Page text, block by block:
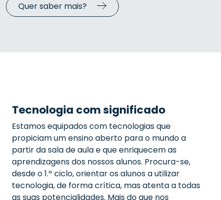
Quer saber mais?
Tecnologia com significado
Estamos equipados com tecnologias que
propiciam um ensino aberto para o mundo a
partir da sala de aula e que enriquecem as
aprendizagens dos nossos alunos. Procura-se,
desde o 1.º ciclo, orientar os alunos a utilizar
tecnologia, de forma crítica, mas atenta a todas
as suas potencialidades. Mais do que nos